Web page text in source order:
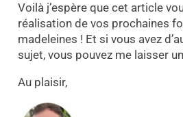
Voilà j’espère que cet article
réalisation de vos prochaines
madeleines ! Et si vous avez
sujet, vous pouvez me laisser
Au plaisir,